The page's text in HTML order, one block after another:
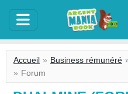
Accueil Business rémunéré
Forum